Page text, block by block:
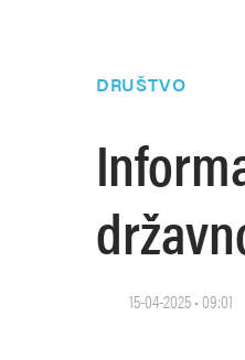
DRUŠTVO
15-04-2025 • 09:01